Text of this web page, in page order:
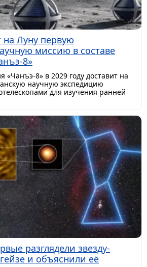
на Луну первую
миссию в составе
8»
«Чанъэ-8» в 2029 году доставит на
научную экспедицию
для изучения ранней
разглядели звезду-
и объяснили её